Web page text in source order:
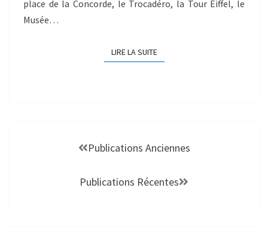
place de la Concorde, le Trocadéro, la Tour Eiffel, le
Musée…
LIRE LA SUITE
Publications Anciennes
Publications Récentes